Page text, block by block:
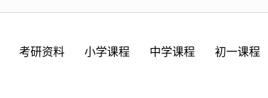
考研资料 小学课程 中学课程 初一课程